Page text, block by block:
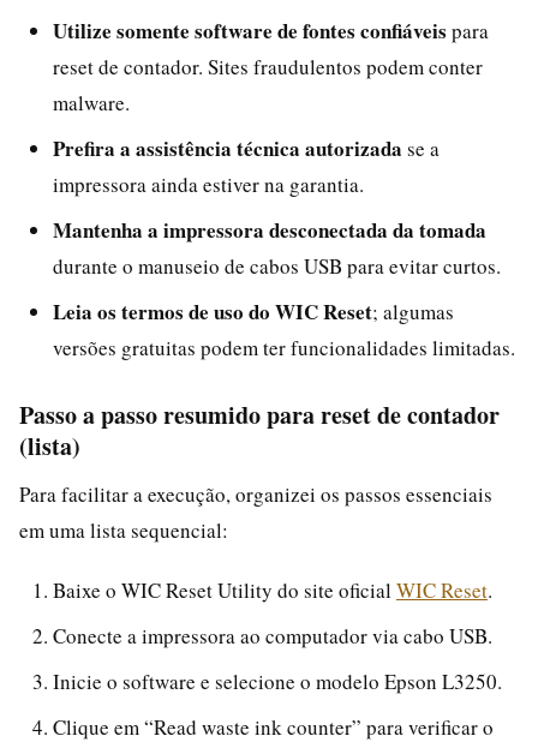
Utilize somente software de fontes confiáveis para
reset de contador. Sites fraudulentos podem conter
malware.
Prefira a assistência técnica autorizada se a
impressora ainda estiver na garantia.
Mantenha a impressora desconectada da tomada
durante o manuseio de cabos USB para evitar curtos.
Leia os termos de uso do WIC Reset; algumas
versões gratuitas podem ter funcionalidades limitadas.
Passo a passo resumido para reset de contador
(lista)
Para facilitar a execução, organizei os passos essenciais
em uma lista sequencial:
Baixe o WIC Reset Utility do site oficial WIC Reset.
Conecte a impressora ao computador via cabo USB.
Inicie o software e selecione o modelo Epson L3250.
Clique em “Read waste ink counter” para verificar o